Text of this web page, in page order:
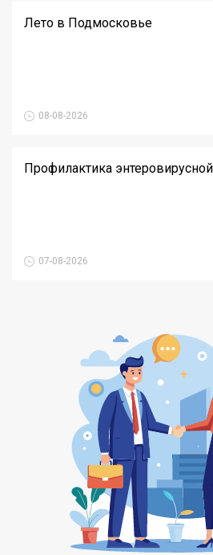
Лето в Подмосковье
08-08-2026
Профилактика
07-08-2026